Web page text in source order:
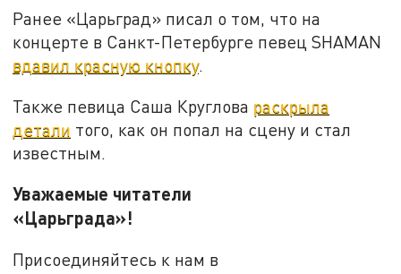
Ранее «Царьград» писал о том, что на
концерте в Санкт-Петербурге певец SHAMAN
вдавил красную кнопку.
Также певица Саша Круглова раскрыла
детали того, как он попал на сцену и стал
известным.
Уважаемые читатели
«Царьграда»!
Присоединяйтесь к нам в